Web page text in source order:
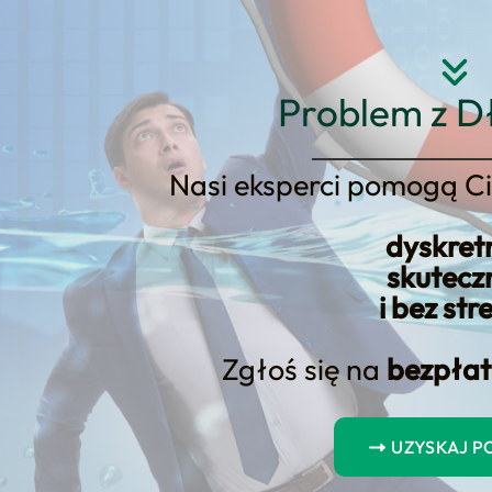
Problem z
Nasi eksperci pomogą
i bez
Zgłoś się na
UZYSKAJ
Strona główna O nas
dotyczącej spłaty